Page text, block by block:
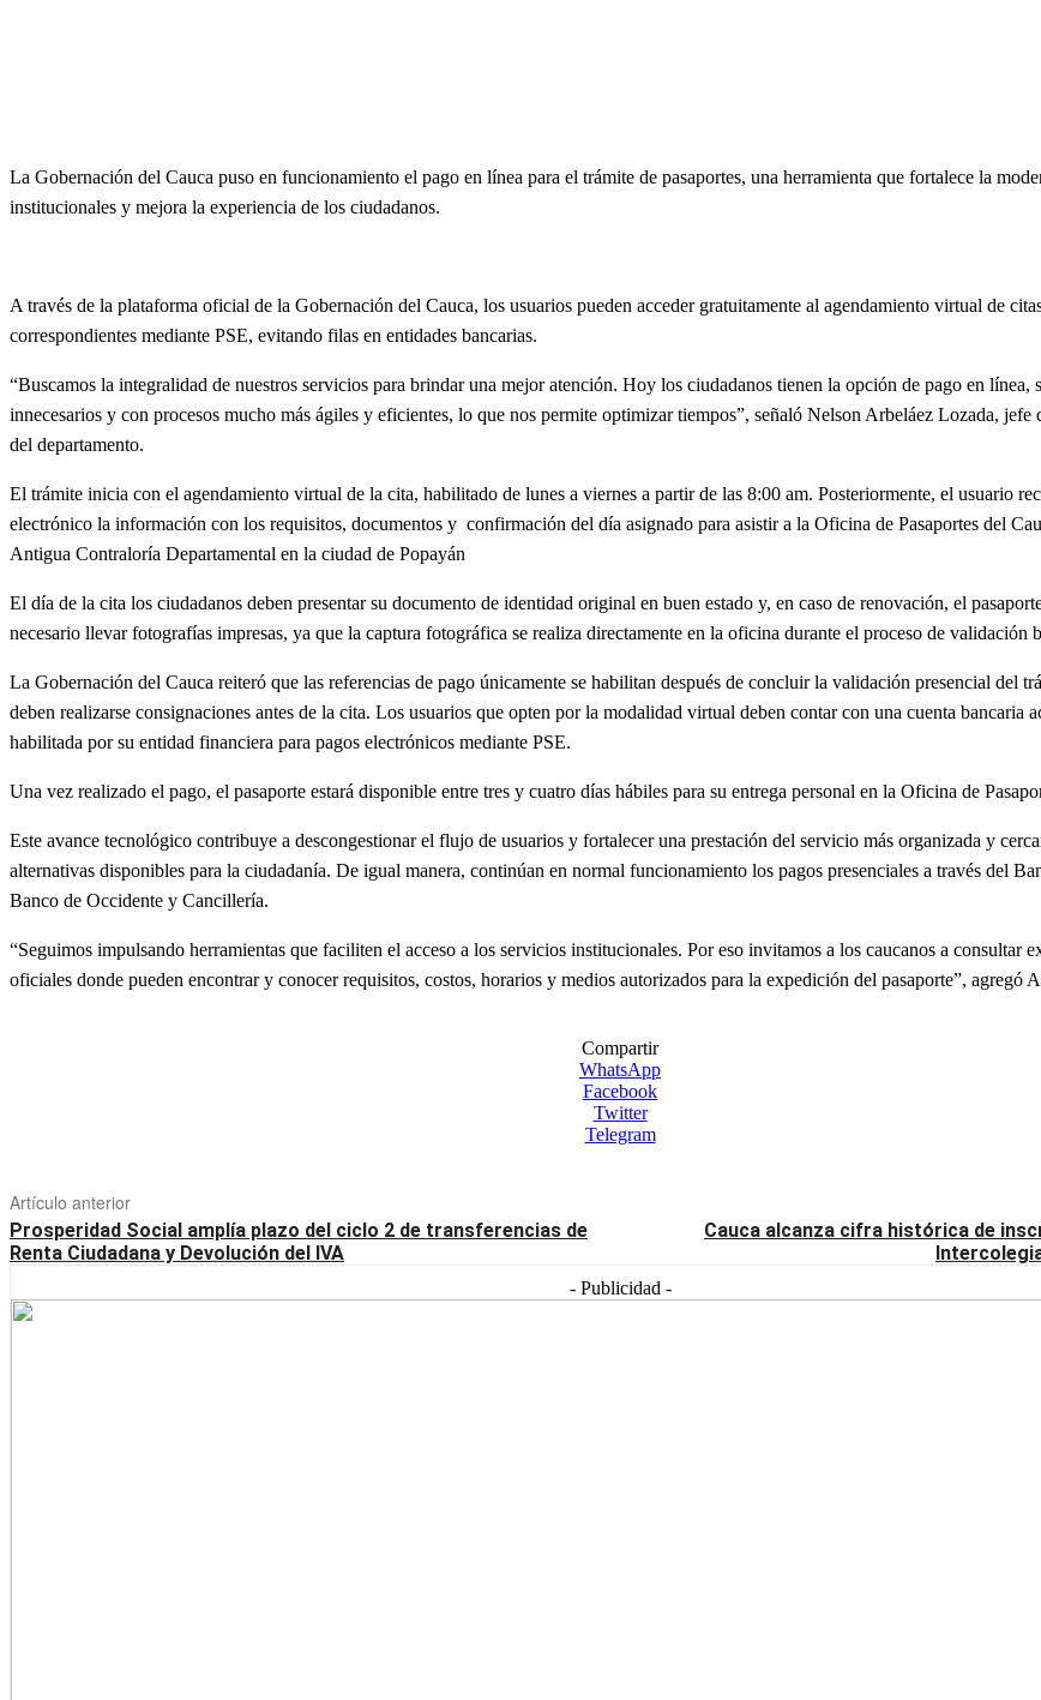
La Gobernación del Cauca puso en funcionamiento el pago en línea para el trámite de pasaportes, una herramienta que fortalece la
institucionales y mejora la experiencia de los ciudadanos.
A través de la plataforma oficial de la Gobernación del Cauca, los usuarios pueden acceder gratuitamente al agendamiento virtual de
correspondientes mediante PSE, evitando filas en entidades bancarias.
“Buscamos la integralidad de nuestros servicios para brindar una mejor atención. Hoy los ciudadanos tienen la opción de pago en línea,
innecesarios y con procesos mucho más ágiles y eficientes, lo que nos permite optimizar tiempos”, señaló Nelson Arbeláez Lozada, jefe
del departamento.
El trámite inicia con el agendamiento virtual de la cita, habilitado de lunes a viernes a partir de las 8:00 am. Posteriormente, el usuario
electrónico la información con los requisitos, documentos y confirmación del día asignado para asistir a la Oficina de Pasaportes del
Antigua Contraloría Departamental en la ciudad de Popayán
El día de la cita los ciudadanos deben presentar su documento de identidad original en buen estado y, en caso de renovación, el
necesario llevar fotografías impresas, ya que la captura fotográfica se realiza directamente en la oficina durante el proceso de validación
La Gobernación del Cauca reiteró que las referencias de pago únicamente se habilitan después de concluir la validación presencial del
deben realizarse consignaciones antes de la cita. Los usuarios que opten por la modalidad virtual deben contar con una cuenta bancaria
habilitada por su entidad financiera para pagos electrónicos mediante PSE.
Una vez realizado el pago, el pasaporte estará disponible entre tres y cuatro días hábiles para su entrega personal en la Oficina de
Este avance tecnológico contribuye a descongestionar el flujo de usuarios y fortalecer una prestación del servicio más organizada y
alternativas disponibles para la ciudadanía. De igual manera, continúan en normal funcionamiento los pagos presenciales a través del
Banco de Occidente y Cancillería.
“Seguimos impulsando herramientas que faciliten el acceso a los servicios institucionales. Por eso invitamos a los caucanos a consultar
oficiales donde pueden encontrar y conocer requisitos, costos, horarios y medios autorizados para la expedición del pasaporte”, agregó
Compartir
WhatsApp
Facebook
Twitter
Telegram
Artículo anterior
Prosperidad Social amplía plazo del ciclo 2 de transferencias de
Renta Ciudadana y Devolución del IVA
Cauca alcanza cifra histórica de
- Publicidad -